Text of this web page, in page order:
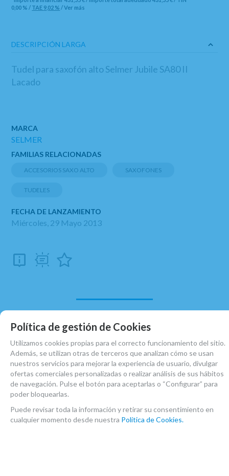
0,00 % / TAE 9,02 % /Ver más
DESCRIPCIÓN LARGA
Tudel para saxofón alto Selmer Jubile SA80 II
Lacado
MARCA
SELMER
FAMILIAS RELACIONADAS
ACCESORIOS SAXO ALTO SAXOFONES
TUDELES
FECHA DE LANZAMIENTO
Miércoles, 29 Mayo 2013
RELACIONADOS
Política de gestión de Cookies
Utilizamos cookies propias para el correcto funcionamiento del sitio.
Además, se utilizan otras de terceros que analizan cómo se usan
nuestros servicios para mejorar la experiencia de usuario, divulgar
ofertas comerciales personalizadas o realizar análisis de sus hábitos
de navegación. Pulse el botón para aceptarlas o “Configurar” para
poder bloquearlas.
Puede revisar toda la información y retirar su consentimiento en
cualquier momento desde nuestra Política de Cookies.